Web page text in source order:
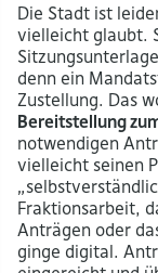
Die Stadt ist
vielleicht glaubt.
denn ein
Zustellung. Das
Bereitstellung
notwendigen
vielleicht seinen
Fraktionsarbeit,
Anträgen oder
ginge digital.